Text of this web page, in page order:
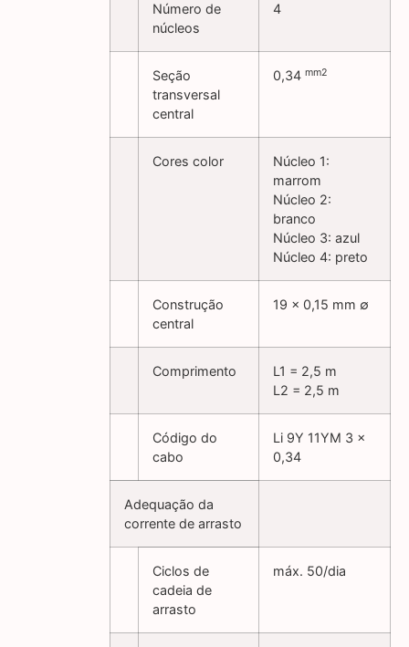
Número de
núcleos
4
Seção
transversal
central
0,34 mm2
Cores color
Núcleo 1:
marrom
Núcleo 2:
branco
Núcleo 3: azul
Núcleo 4: preto
Construção
central
19 x 0,15 mm ∅
Comprimento
L1 = 2,5 m
L2 = 2,5 m
Código do
cabo
Li 9Y 11YM 3 x
0,34
Adequação da
corrente de arrasto
Ciclos de
cadeia de
arrasto
máx. 50/dia